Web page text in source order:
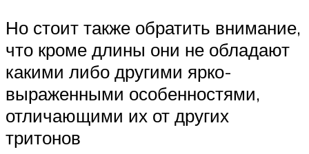
Но стоит также обратить внимание,
что кроме длины они не обладают
какими либо другими ярко-
выраженными особенностями,
отличающими их от других
тритонов